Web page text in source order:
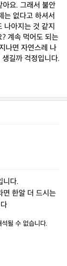
아요. 그래서 불안
는 없다고 하셔서
아지는 것 같지
계속 먹어도 되는
나면 자연스레 나
길까 걱정입니다.
니다.
면 한알 더 드시는
될 수 없습니다.